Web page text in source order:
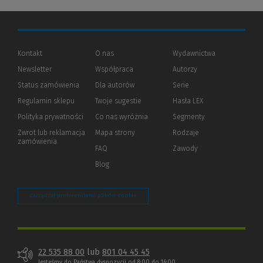
Kontakt
Newsletter
Status zamówienia
Regulamin sklepu
Polityka prywatności (Nowe
(Link
innej
Zwrot lub reklamacja
zamówienia
O nas
Współpraca
Dla autorów(Nowe
(Link
innej
Twoje sugestie
Co nas wyróżnia
Mapa strony
FAQ
Blog
Wydawnictwa
Autorzy
Serie
Hasła LEX
Segmenty
Rodzaje
Zawody
Zarządzaj preferencjami plików cookie
22 535 88 00 lub 801 04 45 45